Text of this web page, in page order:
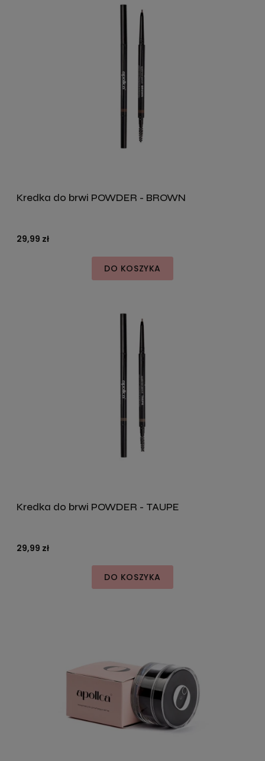
Kredka do brwi POWDER - BROWN
29,99 zł
DO KOSZYKA
Kredka do brwi POWDER - TAUPE
29,99 zł
DO KOSZYKA